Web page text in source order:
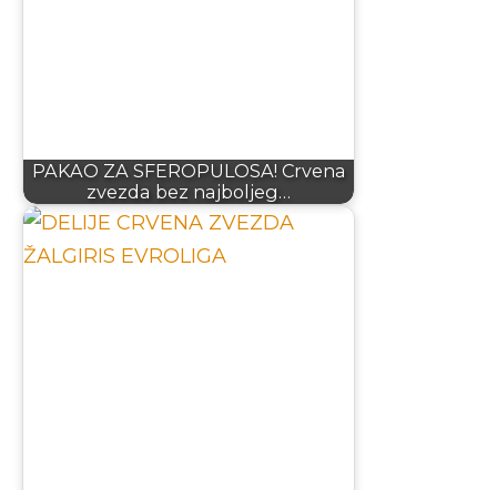
PAKAO ZA SFEROPULOSA! Crvena
zvezda bez najboljeg…